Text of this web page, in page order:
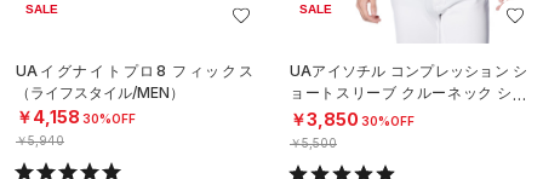
SALE
UAイグナイトプロ8 フィックス
（ライフスタイル/MEN）
￥4,158 30%OFF
￥5,940
SALE
UAアイソチル コンプレッション シ
ョートスリーブ クルーネック シャ
ツ（ベースボール/MEN）
￥3,850 30%OFF
￥5,500